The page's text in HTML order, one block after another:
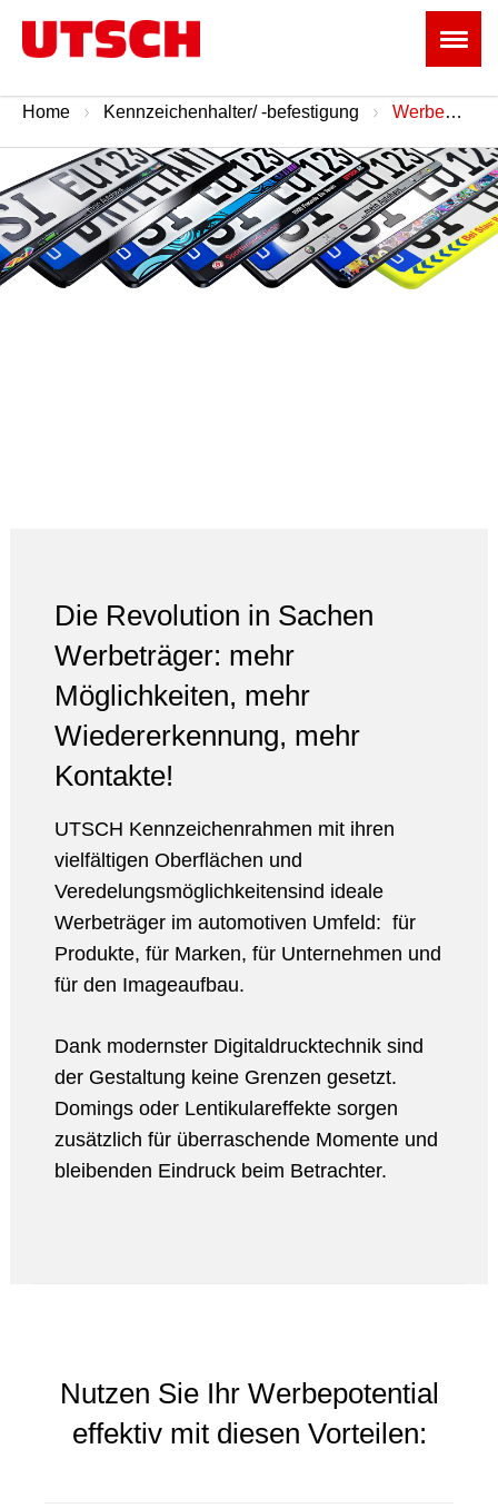
Home Kennzeichenhalter/ -befestigung Werbemittelhändler & Wiederverkäufer
Die Revolution in Sachen
Werbeträger: mehr
Möglichkeiten, mehr
Wiedererkennung, mehr
Kontakte!
UTSCH Kennzeichenrahmen mit ihren
vielfältigen Oberflächen und
Veredelungsmöglichkeitensind ideale
Werbeträger im automotiven Umfeld: für
Produkte, für Marken, für Unternehmen und
für den Imageaufbau.
Dank modernster Digitaldrucktechnik sind
der Gestaltung keine Grenzen gesetzt.
Domings oder Lentikulareffekte sorgen
zusätzlich für überraschende Momente und
bleibenden Eindruck beim Betrachter.
Nutzen Sie Ihr Werbepotential
effektiv mit diesen Vorteilen: